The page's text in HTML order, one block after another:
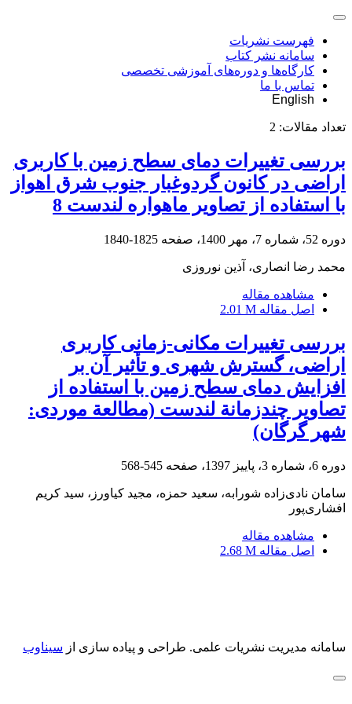
فهرست نشریات
سامانه نشر کتاب
کارگاه‌ها و دوره‌های آموزشی تخصصی
تماس با ما
English
تعداد مقالات: 2
بررسی تغییرات دمای سطح زمین با کاربری
اراضی در کانون گردوغبار جنوب شرق اهواز
با استفاده از تصاویر ماهواره لندست 8
دوره 52، شماره 7، مهر 1400، صفحه 1825-1840
محمد رضا انصاری، آذین نوروزی
مشاهده مقاله
اصل مقاله 2.01 M
بررسی تغییرات مکانی-زمانی کاربری
اراضی، گسترش شهری و تأثیر آن بر
افزایش دمای سطح زمین با استفاده از
تصاویر چندزمانة لندست (مطالعة موردی:
شهر گرگان)
دوره 6، شماره 3، پاییز 1397، صفحه 545-568
سامان نادی‌زاده شورابه، سعید حمزه، مجید کیاورز، سید کریم
افشاری‌پور
مشاهده مقاله
اصل مقاله 2.68 M
سامانه مدیریت نشریات علمی. طراحی و پیاده سازی از سیناوب